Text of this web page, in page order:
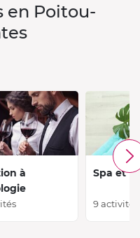
en Poitou-
à
Spa et
9 activités